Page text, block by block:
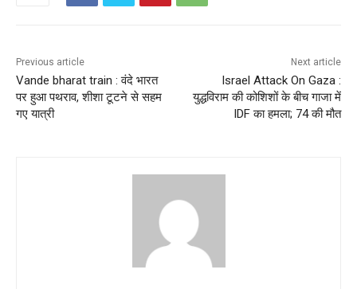
Previous article
Vande bharat train : वंदे भारत
पर हुआ पथराव, शीशा टूटने से सहम
गए यात्री
Next article
Israel Attack On Gaza :
युद्धविराम की कोशिशों के बीच गाजा में
IDF का हमला; 74 की मौत